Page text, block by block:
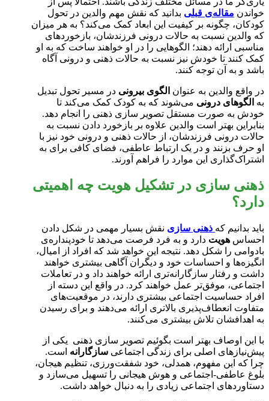
خواندن مقاله‌ی قبلی بدانید که نقش مهم والدین در تحول
کودکان، چگونه بر کیفیت این ابعاد کمک می‌کند؟ به هر میزان
که والدین نسبت به حالات درونی فرزندشان، بازخوردهای
مناسبی ارائه دهند؛ الگوهایی را در او خواهند ساخت که به او
کمک کنند تا خودش نیز نسبت به حالات ذهنی و درونی آگاه
باشد و به آن توجه کنند.
در واقع والدین به عنوان الگوی بیرونی در مسیر تحول تبدیل
به الگوهای درونی می‌شوند که به کودک کمک می‌کند تا
خودش به صورت مستقل تصویر سازی ذهنی را انجام دهد.
بنابراین بهتر است والدین علاوه بر بازخورد دادن نسبت به
حالات درونی فرزندشان، از حالات ذهنی و درونی خود نیز با
او حرف بزنند و در یک ارتباط عاطفی، فضای کافی برای به
اشتراک‌گذاری این موارد را فراهم آورند.
ذهنی سازی در تشکیل هویت چه اهمیتی
دارد؟
باید بدانیم که ذهنی سازی نقش بسیار مهمی در شکل دادن
احساس هویت دارد و به فرد فرصت می‌دهد تا خودپنداره‌ی
بادوامی را شکل دهد. نتیجه این خواهد شد که افراد از امیال،
انگیزه‌ها و احساسات خود و دیگران آگاهی بیشتری خواهند
داشت و رفتار سازگارانه‌تری ارائه خواهند داد و در تعاملات
اجتماعی، موفق‌تر عمل خواهند کرد. در واقع این دسته از
افراد حساسیت اجتماعی بیشتری دارند، در موقعیت‌های
متفاوت انعطاف‌پذیری بالاتری ارائه می‌دهند و برای رسیدن
به اهدافشان تلاش بیشتری می‌کنند.
با این اوصاف بهتر است بگوئیم تصویر سازی ذهنی یکی از
پیش‌نیازهای اصلی برای زندگی اجتماعی سازگارانه است.
چرا که این مفهوم، همدلی، خود شفقت‌ورزی، تنظیم هیجان،
بلوغ عاطفی-اجتماعی و هوش هیجانی را تسهیل می‌سازد و
دستاوردهای اجتماعی زیادی را به دنبال خواهد داشت.